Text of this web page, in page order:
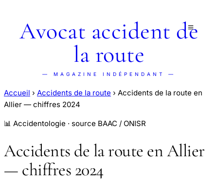
Avocat accident de
la route
— MAGAZINE INDÉPENDANT —
Accueil › Accidents de la route › Accidents de la route en
Allier — chiffres 2024
📊 Accidentologie · source BAAC / ONISR
Accidents de la route en Allier
— chiffres 2024